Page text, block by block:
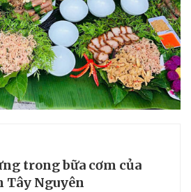
trong bữa cơm của
Tây Nguyên